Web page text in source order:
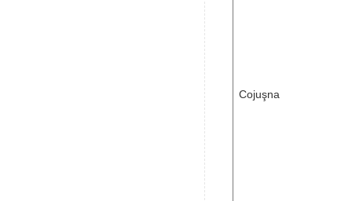
Cojuşna